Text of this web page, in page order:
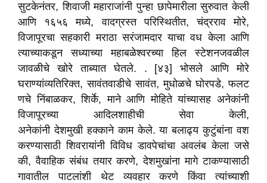
सुटकेनंतर, शिवाजी महाराजांनी पुन्हा छापेमारीला सुरुवात केली
आणि १६५६ मध्ये, वादग्रस्त परिस्थितीत, चंद्रराव मोरे,
विजापूरचा सहकारी मराठा सरंजामदार याचा वध केला आणि
त्याच्याकडून सध्याच्या महाबळेश्वरच्या हिल स्टेशनजवळील
जावळीचे खोरे ताब्यात घेतले. . [४३] भोसले आणि मोरे
घराण्यांव्यतिरिक्त, सावंतवाडीचे सावंत, मुधोळचे घोरपडे, फलट
णचे निंबाळकर, शिर्के, माने आणि मोहिते यांच्यासह अनेकांनी
विजापूरच्या आदिलशाहीची सेवा केली,
अनेकांनी देशमुखी हक्काने काम केले. या बलाढ्य कुटुंबांना वश
करण्यासाठी शिवरायांनी विविध डावपेचांचा अवलंब केला जसे
की, वैवाहिक संबंध तयार करणे, देशमुखांना मागे टाकण्यासाठी
गावातील पाटलांशी थेट व्यवहार करणे किंवा त्यांच्याशी